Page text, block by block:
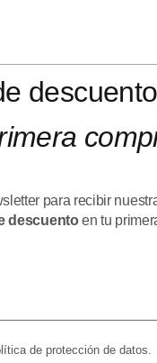
descuento
para recibir
descuentoen tu
de protección de datos.